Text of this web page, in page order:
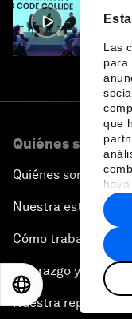
Las
para
que
Quiénes somos
Quiénes somos
Nuestra estrategia
Cómo trabajamos
Liderazgo y
Nuestra repercusión